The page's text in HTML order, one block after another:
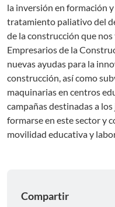
la inversión en formación
tratamiento paliativo del
de la construcción que
Empresarios de la
nuevas ayudas para la
construcción, así como
maquinarias en centros
campañas destinadas a
formarse en este sector y
movilidad educativa y
Compartir